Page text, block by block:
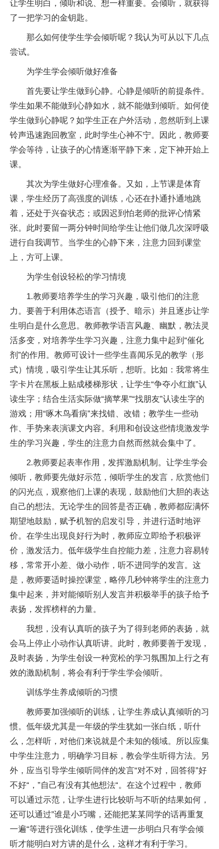
让学生明白，倾听和说、想一样重要。会倾听，就获得
了一把学习的金钥匙。
那么如何使学生学会倾听呢？我认为可从以下几点
尝试。
为学生学会倾听做好准备
首先要让学生做到心静。心静是倾听的前提条件。
学生如果不能做到心静如水，就不能做到倾听。如何使
学生做到心静呢？如学生正在户外活动，忽然听到上课
铃声迅速跑回教室，此时学生心神不宁。因此，教师要
学会等待，让孩子的心情逐渐平静下来，定下神开始上
课。
其次为学生做好心理准备。又如，上节课是体育
课，学生经历了高强度的训练，心还在扑通扑通地跳
着，还处于兴奋状态；或因迟到怕老师的批评心情紧
张。此时要留一两分钟时间给学生让他们做几次深呼吸
进行自我调节。当学生的心静下来，注意力回到课堂
上，方可上课。
为学生创设轻松的学习情境
1.教师要培养学生的学习兴趣，吸引他们的注意
力。要善于利用体态语言（授予、暗示）并且逐步让学
生明白是什么意思。教师教学语言风趣、幽默，教法灵
活多变，对培养学生学习兴趣，注意力集中起到“催化
剂”的作用。教师可设计一些学生喜闻乐见的教学（形
式）情境，吸引学生让其乐听，想听。比如：我常将生
字卡片在黑板上贴成楼梯形状，让学生“争夺小红旗”认
读生字；结合生活实际做“摘苹果”“找朋友”认读生字的
游戏；用“啄木鸟看病”来找错、改错；教学生一些动
作、手势来表演课文内容。利用和创设这些情境激发学
生的学习兴趣，学生的注意力自然而然就会集中了。
2.教师要起表率作用，发挥激励机制。让学生学会
倾听，教师要先做好示范，倾听学生的发言，欣赏他们
的闪光点，观察他们上课的表现，鼓励他们大胆的表达
自己的想法。无论学生的回答是否正确，教师都应满怀
期望地鼓励，赋予机智的启发引导，并进行适时地评
价。在学生出现良好行为时，教师应立即给予积极评
价，激发活力。低年级学生自控能力差，注意力容易转
移，常常开小差、做小动作，听不进同学的发言。这
是，教师要适时操控课堂，略停几秒钟将学生的注意力
集中起来，并对能倾听别人发言并积极举手的孩子给予
表扬，发挥榜样的力量。
我想，没有认真听的孩子为了得到老师的表扬，就
会马上停止小动作认真听讲。此时，教师要善于发现，
及时表扬，为学生创设一种宽松的学习氛围加上行之有
效的激励机制，将会有利于学生学会倾听。
训练学生养成倾听的习惯
教师要加强倾听的训练，让学生养成认真倾听的习
惯。低年级尤其是一年级的学生犹如一张白纸，听什
么，怎样听，对他们来说就是个未知的领域。所以应集
中学生注意力，明确学习目标，教会学生听得方法。另
外，应当引导学生倾听同伴的发言“对不对，回答得”好
不好“，”自己有没有其他想法“。在这个过程中，教师
可以通过示范，让学生进行比较听与不听的结果如何，
还可以通过”谁是小巧嘴，还能把某某同学的话再重复
一遍“等进行强化训练，使学生进一步明白只有学会倾
听才能明白对方讲的是什么，这样才有利于学习。